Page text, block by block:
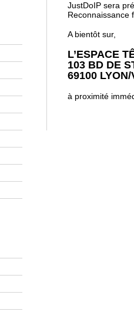
JustDoIP sera
Reconnaissance
A bientôt sur,
L’ESPACE
103 BD DE
69100
à proximité